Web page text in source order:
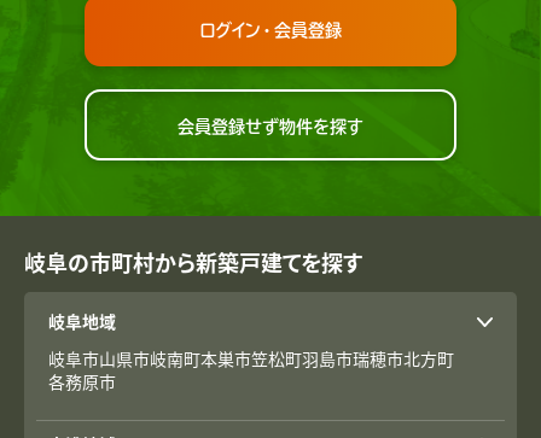
ログイン・会員登録
会員登録せず物件を探す
岐阜の市町村から新築戸建てを探す
岐阜地域
岐阜市山県市岐南町本巣市笠松町羽島市瑞穂市北方町
各務原市